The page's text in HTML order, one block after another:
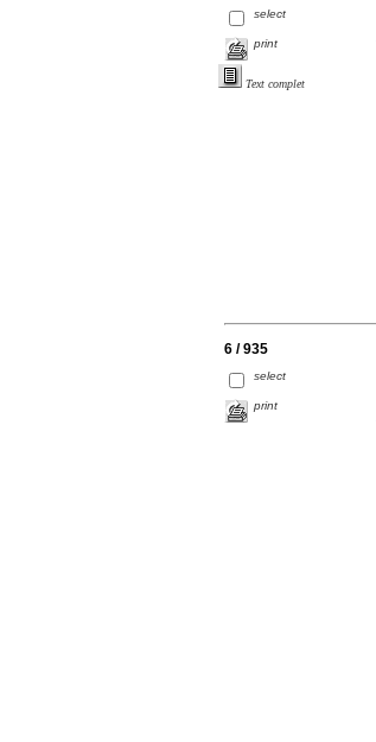
select
print
Text complet
6 / 935
select
print